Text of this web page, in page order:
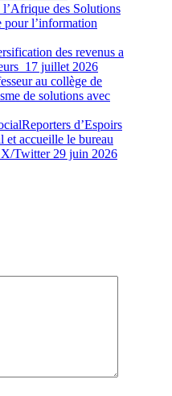
des Solutions
pour l’information
des revenus a
17 juillet 2026
au collège de
de solutions avec
Reporters d’Espoirs
et accueille le bureau
X/Twitter 29 juin 2026